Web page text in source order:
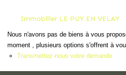
Dossier De
Immobilier LE PUY EN VELAY
Nous n'avons pas de biens à vous
moment , plusieurs options s'offrent à
Transmettez-nous votre demande